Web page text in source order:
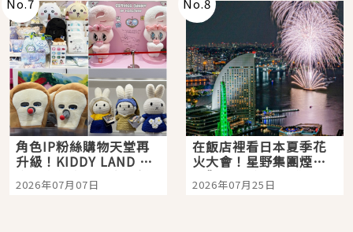
No.7
角色IP粉絲購物天堂再
升級！KIDDY LAND 原
宿店吉伊卡哇迎客，新
開幕 OMOKADO 店3分
2026年07月07日
No.8
在飯店裡看日本夏季花
火大會！星野集團煙火
景觀飯店6選，讓你不用
人擠人悠閒欣賞
2026年07月25日